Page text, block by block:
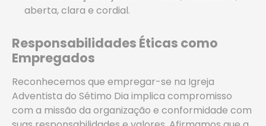
aberta, clara e cordial.
Responsabilidades Éticas como
Empregados
Reconhecemos que empregar-se na Igreja
Adventista do Sétimo Dia implica compromisso
com a missão da organização e conformidade com